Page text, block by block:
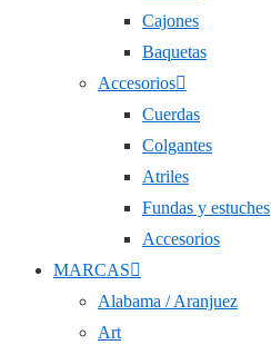
Cajones
Baquetas
Accesorios
Cuerdas
Colgantes
Atriles
Fundas y estuches
Accesorios
MARCAS
Alabama / Aranjuez
Art